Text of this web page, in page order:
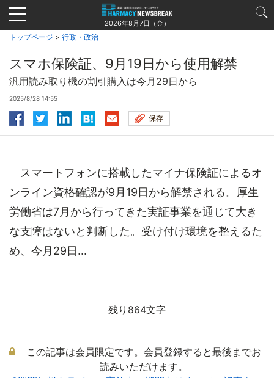
Jump
to
navigation
2026年8月7日（金）
トップページ > 行政・政治
スマホ保険証、9月19日から使用解禁
汎用読み取り機の割引購入は今月29日から
2025/8/28 14:55
保存
スマートフォンに搭載したマイナ保険証によるオ
ンライン資格確認が9月19日から解禁される。厚生
労働省は7月から行ってきた実証事業を通じて大き
な支障はないと判断した。受け付け環境を整えるた
め、今月29日...
残り864文字
この記事は会員限定です。会員登録すると最後までお
読みいただけます。